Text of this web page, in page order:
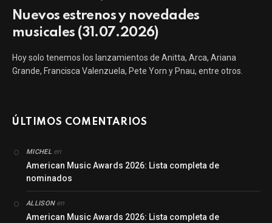
Nuevos estrenos y novedades
musicales (31.07.2026)
Hoy solo tenemos los lanzamientos de Anitta, Arca, Ariana
Grande, Francisca Valenzuela, Pete Yorn y Pnau, entre otros.
ÚLTIMOS COMENTARIOS
MICHELen
American Music Awards 2026: Lista completa de
nominados
ALLISONen
American Music Awards 2026: Lista completa de